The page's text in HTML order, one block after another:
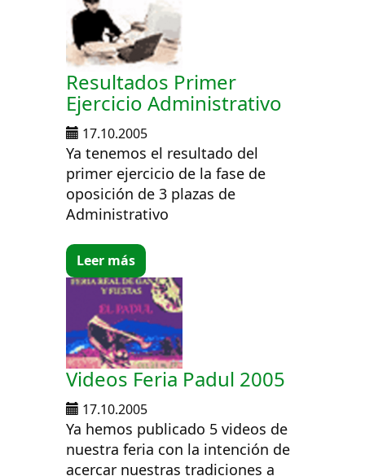
Resultados Primer
Ejercicio Administrativo
17.10.2005
Ya tenemos el resultado del
primer ejercicio de la fase de
oposición de 3 plazas de
Administrativo
Leer más
Videos Feria Padul 2005
17.10.2005
Ya hemos publicado 5 videos de
nuestra feria con la intención de
acercar nuestras tradiciones a